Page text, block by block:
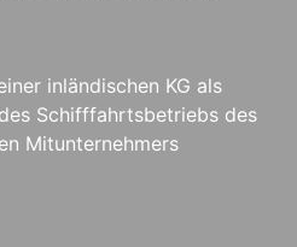
inländischen KG als
Schifffahrtsbetriebs des
Mitunternehmers